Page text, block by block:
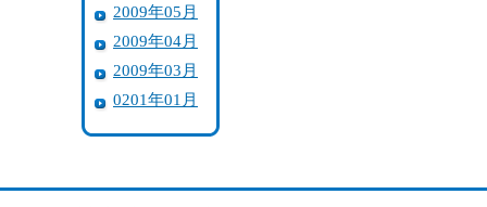
2009年05月
2009年04月
2009年03月
0201年01月